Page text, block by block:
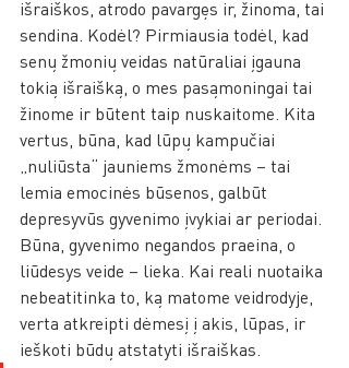
išraiškos, atrodo pavargęs ir, žinoma, tai
sendina. Kodėl? Pirmiausia todėl, kad
senų žmonių veidas natūraliai įgauna
tokią išraišką, o mes pasąmoningai tai
žinome ir būtent taip nuskaitome. Kita
vertus, būna, kad lūpų kampučiai
„nuliūsta“ jauniems žmonėms – tai
lemia emocinės būsenos, galbūt
depresyvūs gyvenimo įvykiai ar periodai.
Būna, gyvenimo negandos praeina, o
liūdesys veide – lieka. Kai reali nuotaika
nebeatitinka to, ką matome veidrodyje,
verta atkreipti dėmesį į akis, lūpas, ir
ieškoti būdų atstatyti išraiškas.